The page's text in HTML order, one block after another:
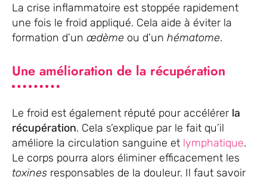
La crise inflammatoire est stoppée rapidement
une fois le froid appliqué. Cela aide à éviter la
formation d’un œdème ou d’un hématome.
Une amélioration de la récupération
Le froid est également réputé pour accélérer la
récupération. Cela s’explique par le fait qu’il
améliore la circulation sanguine et lymphatique.
Le corps pourra alors éliminer efficacement les
toxines responsables de la douleur. Il faut savoir